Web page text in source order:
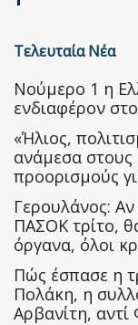
Τελευταία Νέα
Nούμερο 1 η
ενδιαφέρον
«Ήλιος,
ανάμεσα
προορισμούς
Γερουλάνος:
ΠΑΣΟΚ τρίτο,
όργανα, όλοι
Πώς έσπασε η
Πολάκη, η
Αρβανίτη,